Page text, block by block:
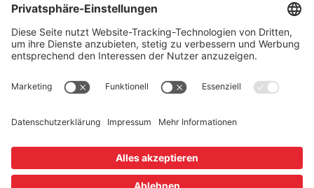
Folge uns
Bestellung widerrufen
Zahlungsoptionen